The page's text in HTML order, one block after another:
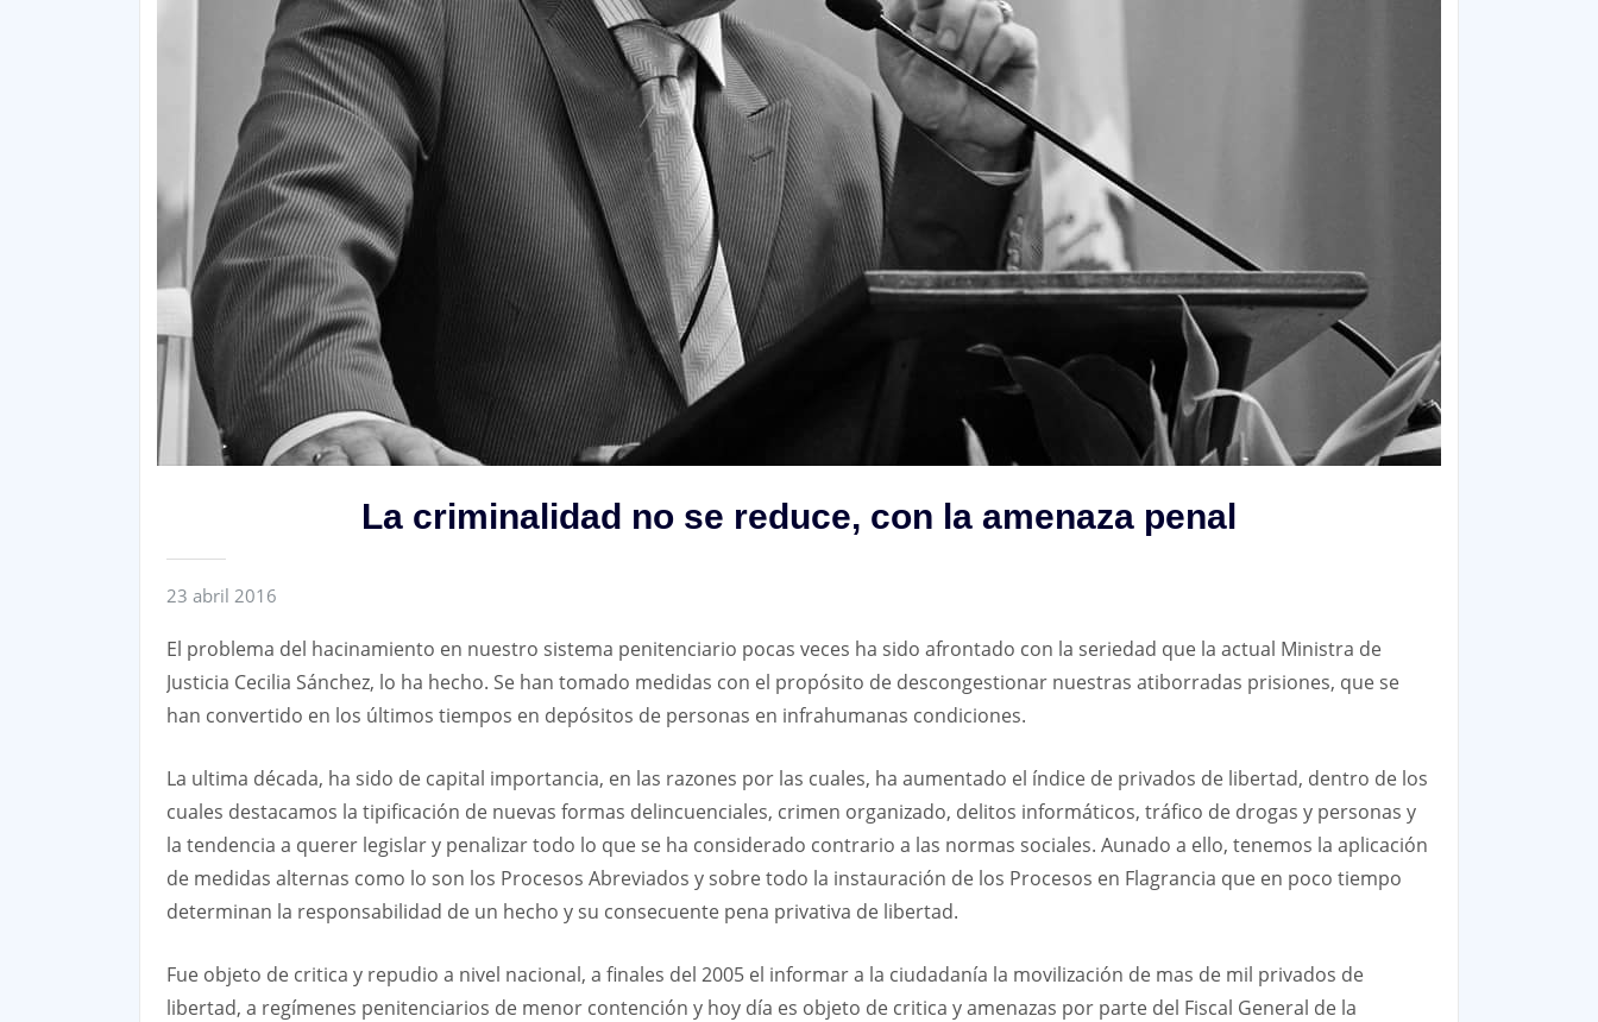
La criminalidad no se reduce, con la amenaza penal
23 abril 2016
El problema del hacinamiento en nuestro sistema penitenciario pocas veces ha sido afrontado con la seriedad que la actual Ministra de
Justicia Cecilia Sánchez, lo ha hecho. Se han tomado medidas con el propósito de descongestionar nuestras atiborradas prisiones, que se
han convertido en los últimos tiempos en depósitos de personas en infrahumanas condiciones.
La ultima década, ha sido de capital importancia, en las razones por las cuales, ha aumentado el índice de privados de libertad, dentro de los
cuales destacamos la tipificación de nuevas formas delincuenciales, crimen organizado, delitos informáticos, tráfico de drogas y personas y
la tendencia a querer legislar y penalizar todo lo que se ha considerado contrario a las normas sociales. Aunado a ello, tenemos la aplicación
de medidas alternas como lo son los Procesos Abreviados y sobre todo la instauración de los Procesos en Flagrancia que en poco tiempo
determinan la responsabilidad de un hecho y su consecuente pena privativa de libertad.
Fue objeto de critica y repudio a nivel nacional, a finales del 2005 el informar a la ciudadanía la movilización de mas de mil privados de
libertad, a regímenes penitenciarios de menor contención y hoy día es objeto de critica y amenazas por parte del Fiscal General de la